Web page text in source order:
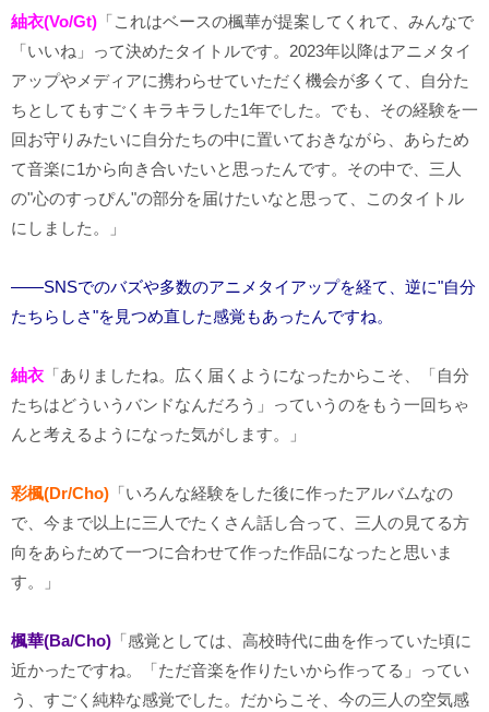
紬衣(Vo/Gt) 「これはベースの楓華が提案してくれて、みんなで
「いいね」って決めたタイトルです。2023年以降はアニメタイ
アップやメディアに携わらせていただく機会が多くて、自分た
ちとしてもすごくキラキラした1年でした。でも、その経験を一
回お守りみたいに自分たちの中に置いておきながら、あらため
て音楽に1から向き合いたいと思ったんです。その中で、三人
の"心のすっぴん"の部分を届けたいなと思って、このタイトル
にしました。」
――SNSでのバズや多数のアニメタイアップを経て、逆に"自分
たちらしさ"を見つめ直した感覚もあったんですね。
紬衣 「ありましたね。広く届くようになったからこそ、「自分
たちはどういうバンドなんだろう」っていうのをもう一回ちゃ
んと考えるようになった気がします。」
彩楓(Dr/Cho) 「いろんな経験をした後に作ったアルバムなの
で、今まで以上に三人でたくさん話し合って、三人の見てる方
向をあらためて一つに合わせて作った作品になったと思いま
す。」
楓華(Ba/Cho) 「感覚としては、高校時代に曲を作っていた頃に
近かったですね。「ただ音楽を作りたいから作ってる」ってい
う、すごく純粋な感覚でした。だからこそ、今の三人の空気感